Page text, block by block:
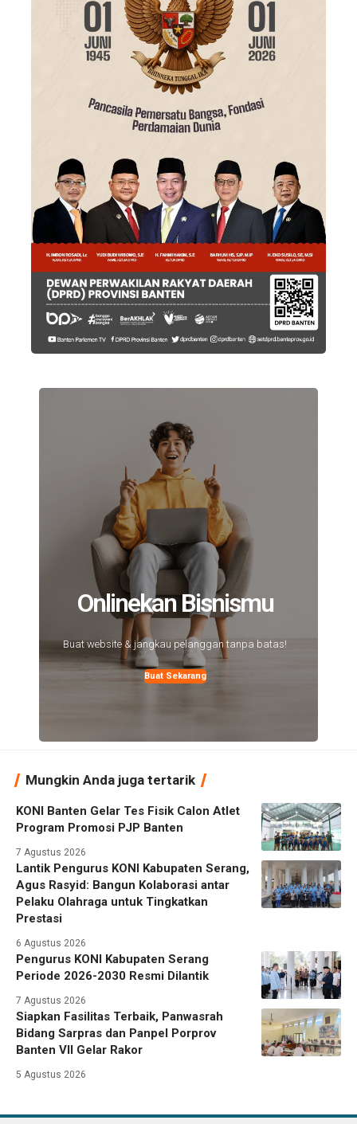
Onlinekan Bisnismu
Buat website & jangkau pelanggan tanpa batas!
Buat Sekarang
Mungkin Anda juga tertarik
KONI Banten Gelar Tes Fisik Calon Atlet
Program Promosi PJP Banten
7 Agustus 2026
Lantik Pengurus KONI Kabupaten Serang,
Agus Rasyid: Bangun Kolaborasi antar
Pelaku Olahraga untuk Tingkatkan
Prestasi
6 Agustus 2026
Pengurus KONI Kabupaten Serang
Periode 2026-2030 Resmi Dilantik
7 Agustus 2026
Siapkan Fasilitas Terbaik, Panwasrah
Bidang Sarpras dan Panpel Porprov
Banten VII Gelar Rakor
5 Agustus 2026